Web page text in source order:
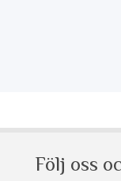
Följ oss